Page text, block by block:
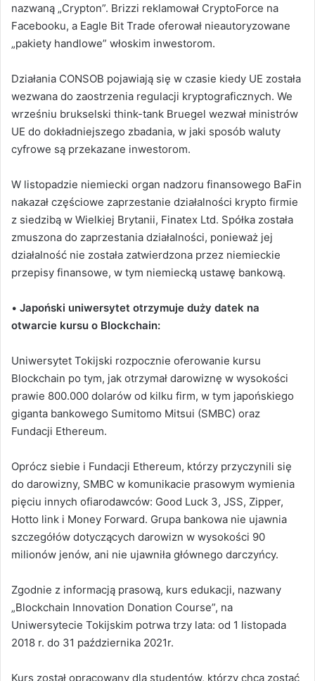
nazwaną „Crypton”. Brizzi reklamował CryptoForce na
Facebooku, a Eagle Bit Trade oferował nieautoryzowane
„pakiety handlowe” włoskim inwestorom.
Działania CONSOB pojawiają się w czasie kiedy UE została
wezwana do zaostrzenia regulacji kryptograficznych. We
wrześniu brukselski think-tank Bruegel wezwał ministrów
UE do dokładniejszego zbadania, w jaki sposób waluty
cyfrowe są przekazane inwestorom.
W listopadzie niemiecki organ nadzoru finansowego BaFin
nakazał częściowe zaprzestanie działalności krypto firmie
z siedzibą w Wielkiej Brytanii, Finatex Ltd. Spółka została
zmuszona do zaprzestania działalności, ponieważ jej
działalność nie została zatwierdzona przez niemieckie
przepisy finansowe, w tym niemiecką ustawę bankową.
• Japoński uniwersytet otrzymuje duży datek na
otwarcie kursu o Blockchain:
Uniwersytet Tokijski rozpocznie oferowanie kursu
Blockchain po tym, jak otrzymał darowiznę w wysokości
prawie 800.000 dolarów od kilku firm, w tym japońskiego
giganta bankowego Sumitomo Mitsui (SMBC) oraz
Fundacji Ethereum.
Oprócz siebie i Fundacji Ethereum, którzy przyczynili się
do darowizny, SMBC w komunikacie prasowym wymienia
pięciu innych ofiarodawców: Good Luck 3, JSS, Zipper,
Hotto link i Money Forward. Grupa bankowa nie ujawnia
szczegółów dotyczących darowizn w wysokości 90
milionów jenów, ani nie ujawniła głównego darczyńcy.
Zgodnie z informacją prasową, kurs edukacji, nazwany
„Blockсhain Innovation Donation Course”, na
Uniwersytecie Tokijskim potrwa trzy lata: od 1 listopada
2018 r. do 31 października 2021r.
Kurs został opracowany dla studentów, którzy chcą zostać